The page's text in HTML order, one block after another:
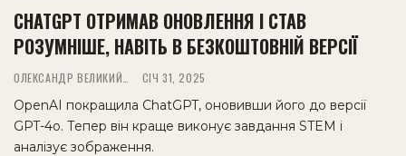
CHATGPT ОТРИМАВ ОНОВЛЕННЯ І СТАВ
РОЗУМНІШЕ, НАВІТЬ В БЕЗКОШТОВНІЙ ВЕРСІЇ
СІЧ 31, 2025
OpenAI покращила ChatGPT, оновивши його до версії
GPT-4o. Тепер він краще виконує завдання STEM і
аналізує зображення.